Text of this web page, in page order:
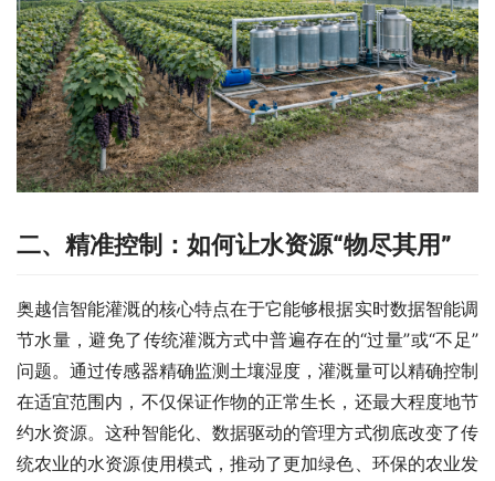
二、 精准控制：如何让水资源“物尽其用”
奥越信智能灌溉的核心特点在于它能够根据实时数据智能调
节水量，避免了传统灌溉方式中普遍存在的“过量”或“不足”
问题。通过传感器精确监测土壤湿度，灌溉量可以精确控制
在适宜范围内，不仅保证作物的正常生长，还最大程度地节
约水资源。这种智能化、数据驱动的管理方式彻底改变了传
统农业的水资源使用模式，推动了更加绿色、环保的农业发